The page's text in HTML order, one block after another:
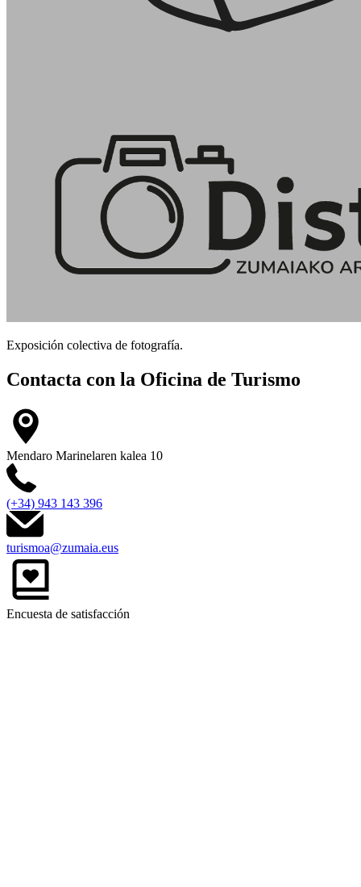
Exposición colectiva de fotografía.
Contacta con la Oficina de Turismo
Mendaro Marinelaren kalea 10
(+34) 943 143 396
turismoa@zumaia.eus
Encuesta de satisfacción